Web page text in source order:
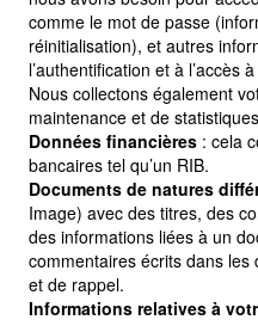
comme le mot de passe
réinitialisation), et autres
l’authentification et à l’accès
Nous collectons également
maintenance et de
Données financières : cela
bancaires tel qu’un RIB.
Documents de natures
Image) avec des titres, des
des informations liées à un
commentaires écrits dans les
et de rappel.
Informations relatives à